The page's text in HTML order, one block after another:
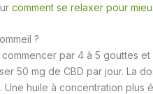
comment se relaxer pour
?
par 4 à 5 gouttes
50 mg de CBD par jour. La
Une huile à concentration plus